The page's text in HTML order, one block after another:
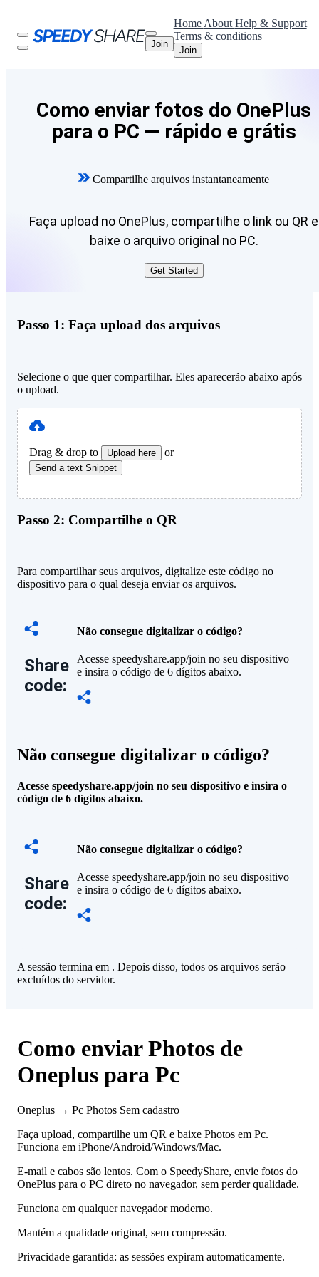
Join
Home About Help & Support
Terms & conditions
Join
Como enviar fotos do OnePlus
para o PC — rápido e grátis
Compartilhe arquivos instantaneamente
Faça upload no OnePlus, compartilhe o link ou QR e
baixe o arquivo original no PC.
Get Started
Passo 1: Faça upload dos arquivos
Selecione o que quer compartilhar. Eles aparecerão abaixo após
o upload.
Drag & drop to Upload here or
Send a text Snippet
Passo 2: Compartilhe o QR
Para compartilhar seus arquivos, digitalize este código no
dispositivo para o qual deseja enviar os arquivos.
Share
code:
Não consegue digitalizar o código?
Acesse speedyshare.app/join no seu dispositivo
e insira o código de 6 dígitos abaixo.
Não consegue digitalizar o código?
Acesse speedyshare.app/join no seu dispositivo e insira o
código de 6 dígitos abaixo.
Share
code:
Não consegue digitalizar o código?
Acesse speedyshare.app/join no seu dispositivo
e insira o código de 6 dígitos abaixo.
A sessão termina em . Depois disso, todos os arquivos serão
excluídos do servidor.
Como enviar Photos de
Oneplus para Pc
Oneplus → Pc Photos Sem cadastro
Faça upload, compartilhe um QR e baixe Photos em Pc.
Funciona em iPhone/Android/Windows/Mac.
E-mail e cabos são lentos. Com o SpeedyShare, envie fotos do
OnePlus para o PC direto no navegador, sem perder qualidade.
Funciona em qualquer navegador moderno.
Mantém a qualidade original, sem compressão.
Privacidade garantida: as sessões expiram automaticamente.